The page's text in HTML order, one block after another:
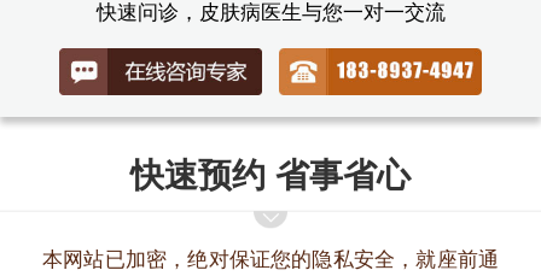
快速问诊，皮肤病医生与您一对一交流
快速预约 省事省心
本网站已加密，绝对保证您的隐私安全，就座前通